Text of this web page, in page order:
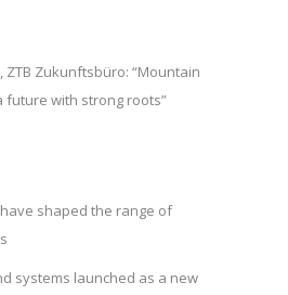
ZTB Zukunftsbüro: “Mountain
future with strong roots”
shaped the range of
systems launched as a new